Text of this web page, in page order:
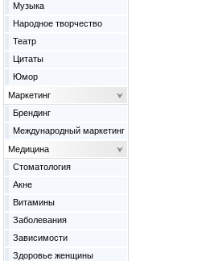
Музыка
Народное творчество
Театр
Цитаты
Юмор
Маркетинг
Брендинг
Международный маркетинг
Медицина
Cтоматология
Акне
Витамины
Заболевания
Зависимости
Здоровье женщины